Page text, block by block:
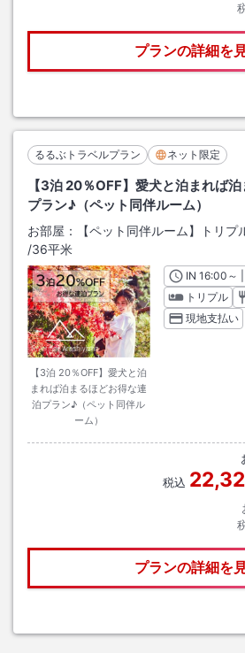
プランの詳細を
るるぶトラベルプラン ネット限定
【3泊 20％OFF】愛犬と泊まれば
プラン♪（ペット同伴ルーム）
お部屋：
【ペット同伴ルーム】トリプ
/36平米
【3泊 20％OFF】愛犬と泊
まれば泊まるほどお得な連
泊プラン♪（ペット同伴ル
ーム）
INチェック
16:00 ～
トリプル
現地支払い
税込
プランの詳細を